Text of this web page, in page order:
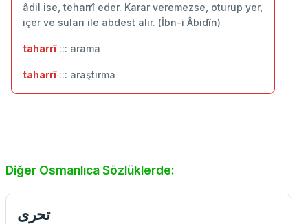
âdil ise, teharrî eder. Karar veremezse, oturup yer,
içer ve suları ile abdest alır. (İbn-i Âbidîn)
taharrî::: ‬arama
taharrî::: araştırma
Diğer Osmanlıca Sözlüklerde:
تحری